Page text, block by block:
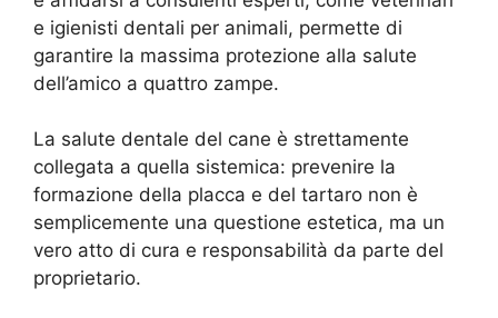
e igienisti dentali per animali, permette di
garantire la massima protezione alla salute
dell’amico a quattro zampe.
La salute dentale del cane è strettamente
collegata a quella sistemica: prevenire la
formazione della placca e del tartaro non è
semplicemente una questione estetica, ma un
vero atto di cura e responsabilità da parte del
proprietario.